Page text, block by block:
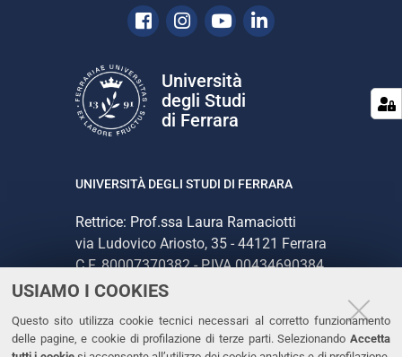
USIAMO I COOKIES
Questo sito utilizza cookie tecnici necessari al corretto funzionamento
delle pagine, e cookie di profilazione di terze parti. Selezionando Accetta
Facebook
Instagram
YoutubeLinkedin
Università
degli Studi
di Ferrara
UNIVERSITÀ DEGLI STUDI DI FERRARA
Rettrice: Prof.ssa Laura Ramaciotti
via Ludovico Ariosto, 35 - 44121 Ferrara
C.F. 80007370382 - P.IVA 00434690384
CONTATTI